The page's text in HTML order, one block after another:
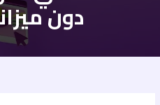
دون